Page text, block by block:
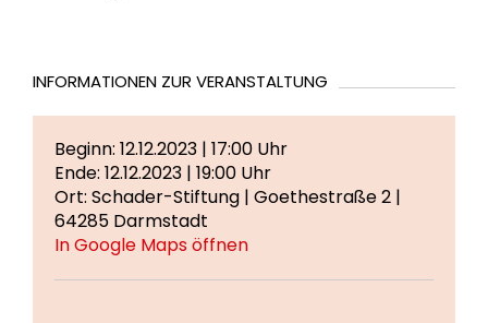
INFORMATIONEN ZUR VERANSTALTUNG
Beginn: 12.12.2023 | 17:00 Uhr
Ende: 12.12.2023 | 19:00 Uhr
Ort: Schader-Stiftung | Goethestraße 2 |
64285 Darmstadt
In Google Maps öffnen